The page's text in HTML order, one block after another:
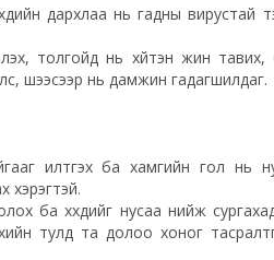
дархлаа нь гадны вирустай
толгойд нь хүйтэн жин тавих,
шээсээр нь дамжин гадагшилдаг.
илтгэх ба хамгийн гол нь
хэрэгтэй.
ба хүүхдийг нусаа нийж
тулд та долоо хоног